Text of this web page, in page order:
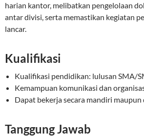
harian kantor, melibatkan pengelolaan
antar divisi, serta memastikan kegiatan
lancar.
Kualifikasi
Kualifikasi pendidikan: lulusan SMA/
Kemampuan komunikasi dan
Dapat bekerja secara mandiri maupun
Tanggung Jawab